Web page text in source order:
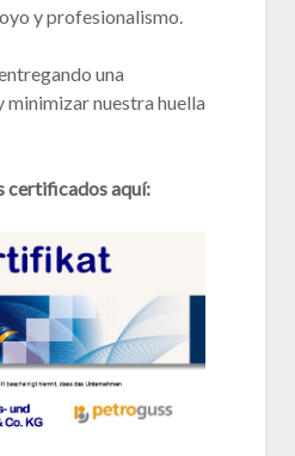
y profesionalismo.
una
minimizar nuestra huella
certificados aquí: